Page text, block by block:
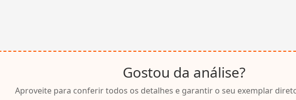
Gostou da análise?
Aproveite para conferir todos os detalhes e garantir o seu exemplar